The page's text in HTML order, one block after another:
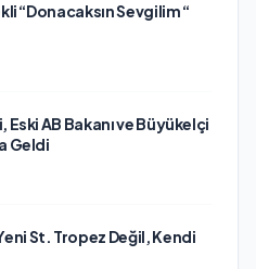
“Donacaksın Sevgilim “
AB Bakanı ve Büyükelçi
Geldi
St. Tropez Değil, Kendi